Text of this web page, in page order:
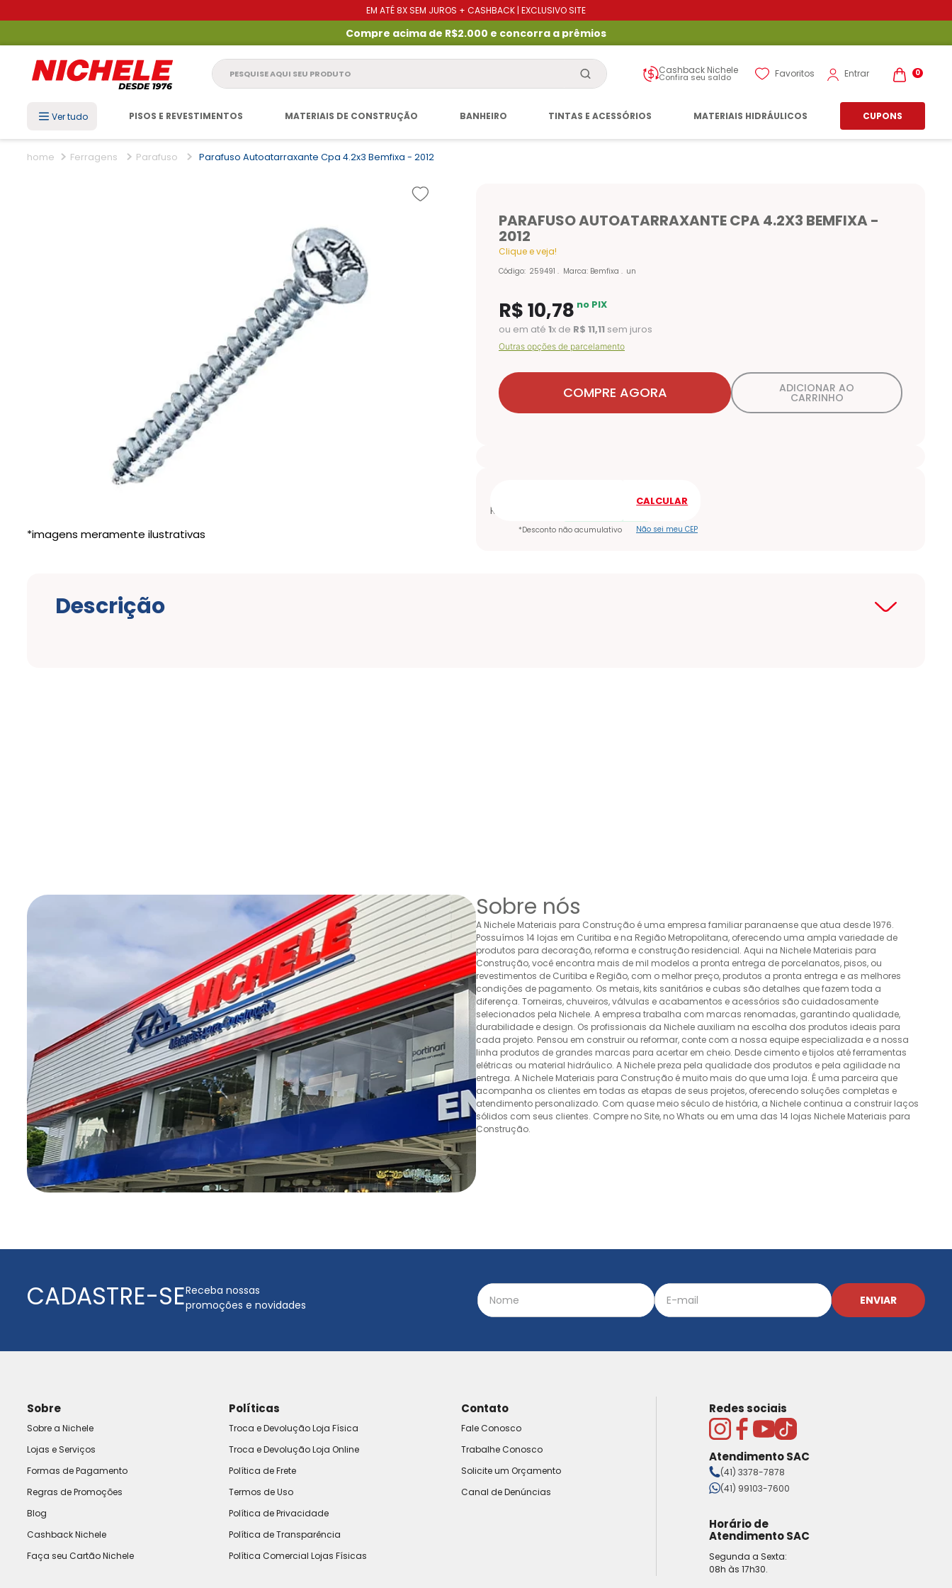
EM ATÉ 8X SEM JUROS + CASHBACK | EXCLUSIVO SITE
Compre acima de R$2.000 e concorra a prêmios
Pesquise aqui seu produto Cashback Nichele
Confira seu saldo Favoritos Entrar 0
Ver tudo PISOS E REVESTIMENTOS MATERIAIS DE CONSTRUÇÃO BANHEIRO TINTAS E ACESSÓRIOS MATERIAIS HIDRÁULICOS CUPONS
Ferragens Parafuso Parafuso Autoatarraxante Cpa 4.2x3 Bemfixa - 2012
PARAFUSO AUTOATARRAXANTE CPA 4.2X3 BEMFIXA -
2012
Clique e veja!
Código: 259491 Marca: Bemfixa un
R$10,78 no PIX
ou em até 1x de R$ 11,11 sem juros
Outras opções de parcelamento
COMPRE AGORA ADICIONAR AO
CARRINHO
Não sei meu CEP
Descrição
Sobre nós
A Nichele Materiais para Construção é uma empresa familiar paranaense que atua desde 1976.
Possuímos 14 lojas em Curitiba e na Região Metropolitana, oferecendo uma ampla variedade de
produtos para decoração, reforma e construção residencial. Aqui na Nichele Materiais para
Construção, você encontra mais de mil modelos a pronta entrega de porcelanatos, pisos, ou
revestimentos de Curitiba e Região, com o melhor preço, produtos a pronta entrega e as melhores
condições de pagamento. Os metais, kits sanitários e cubas são detalhes que fazem toda a
diferença. Torneiras, chuveiros, válvulas e acabamentos e acessórios são cuidadosamente
selecionados pela Nichele. A empresa trabalha com marcas renomadas, garantindo qualidade,
durabilidade e design. Os profissionais da Nichele auxiliam na escolha dos produtos ideais para
cada projeto. Pensou em construir ou reformar, conte com a nossa equipe especializada e a nossa
linha produtos de grandes marcas para acertar em cheio. Desde cimento e tijolos até ferramentas
elétricas ou material hidráulico. A Nichele preza pela qualidade dos produtos e pela agilidade na
entrega. A Nichele Materiais para Construção é muito mais do que uma loja. É uma parceira que
acompanha os clientes em todas as etapas de seus projetos, oferecendo soluções completas e
atendimento personalizado. Com quase meio século de história, a Nichele continua a construir laços
sólidos com seus clientes. Compre no Site, no Whats ou em uma das 14 lojas Nichele Materiais para
Construção.
CADASTRE-SEReceba nossas
promoções e novidades
ENVIAR
Sobre
Sobre a Nichele
Lojas e Serviços
Formas de Pagamento
Regras de Promoções
Blog
Cashback Nichele
Faça seu Cartão Nichele
Políticas
Troca e Devolução Loja Física
Troca e Devolução Loja Online
Política de Frete
Termos de Uso
Política de Privacidade
Política de Transparência
Política Comercial Lojas Físicas
Contato
Fale Conosco
Trabalhe Conosco
Solicite um Orçamento
Canal de Denúncias
Redes sociais
Atendimento SAC
(41) 3378-7878
(41) 99103-7600
Horário de
Atendimento SAC
Segunda a Sexta:
08h às 17h30.